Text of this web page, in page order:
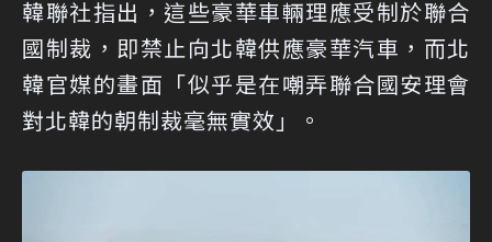
韓聯社指出，這些豪華車輛理應受制於聯合
國制裁，即禁止向北韓供應豪華汽車，而北
韓官媒的畫面「似乎是在嘲弄聯合國安理會
對北韓的朝制裁毫無實效」。